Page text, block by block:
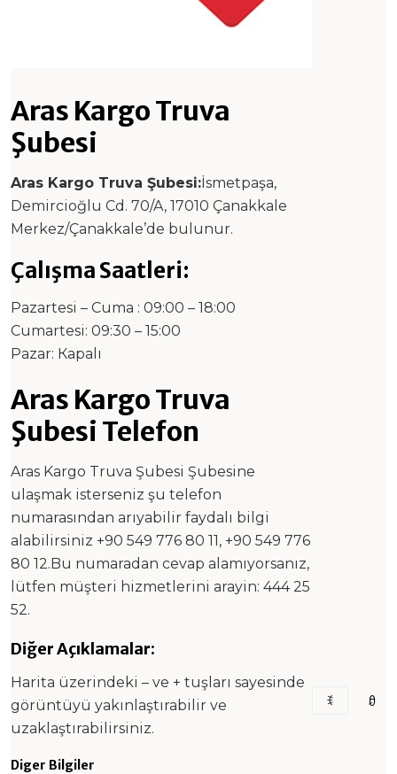
Aras Kargo Truva
Şubesi
Aras Kargo Truva Şubesi:İsmetpaşa,
Demircioğlu Cd. 70/A, 17010 Çanakkale
Merkez/Çanakkale’de bulunur.
Çalışma Saatleri:
Pazartesi – Cuma : 09:00 – 18:00
Cumartesi: 09:30 – 15:00
Pazar: Каpalı
Aras Kargo Truva
Şubesi Telefon
Aras Kargo Truva Şubesi Şubesine
ulaşmak isterseniz şu telefon
numarasından arıyabilir faydalı bilgi
alabilirsiniz +90 549 776 80 11, +90 549 776
80 12.Bu numaradan cevap alamıyorsanız,
lütfen müşteri hizmetlerini arayin: 444 25
52.
Diğer Açıklamalar:
Harita üzerindeki – ve + tuşları sayesinde
görüntüyü yakınlaştırabilir ve
uzaklaştırabilirsiniz.
Diger Bilgiler